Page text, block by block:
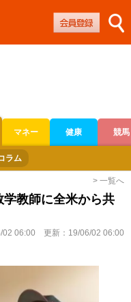
マネー 健康 競馬
ラム
> 一覧へ
教師に全米から共
02 06:00 更新： 19/06/02 06:00